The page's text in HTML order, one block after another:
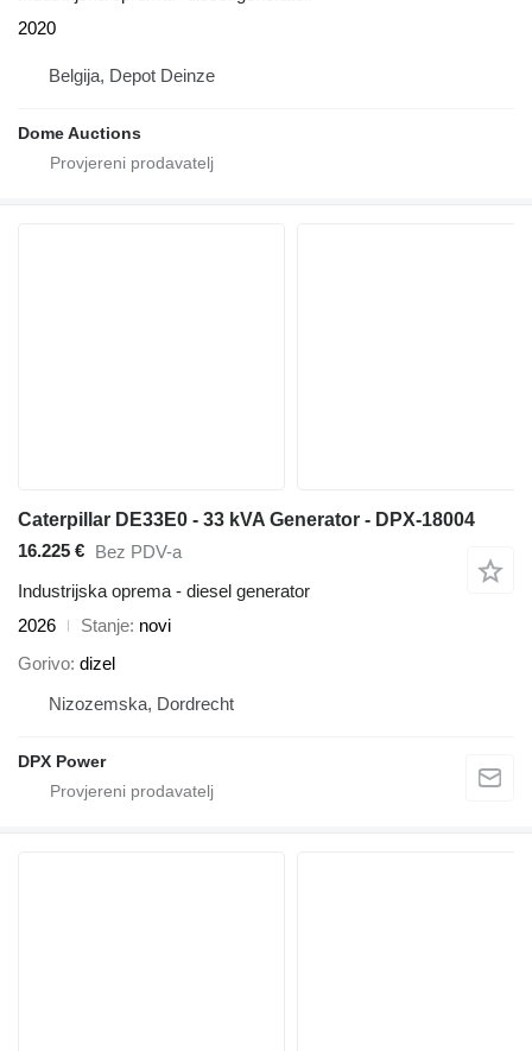
2020
Belgija, Depot Deinze
Dome Auctions
Caterpillar DE33E0 - 33 kVA Generator - DPX-18004
16.225 € Bez PDV-a
Industrijska oprema - diesel generator
2026
Stanje novi
Gorivo dizel
Nizozemska, Dordrecht
DPX Power